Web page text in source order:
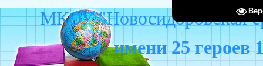
МКОУ "Новосидоровская
имени 25 героев